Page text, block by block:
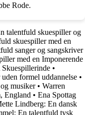
Rode.
talentfuld skuespiller og
skuespiller med en
sanger og sangskriver
med en Imponerende
•
formel uddannelse •
musiker• Warren
England • Ena Spottag
Lindberg: En dansk
En talentfuld tysk